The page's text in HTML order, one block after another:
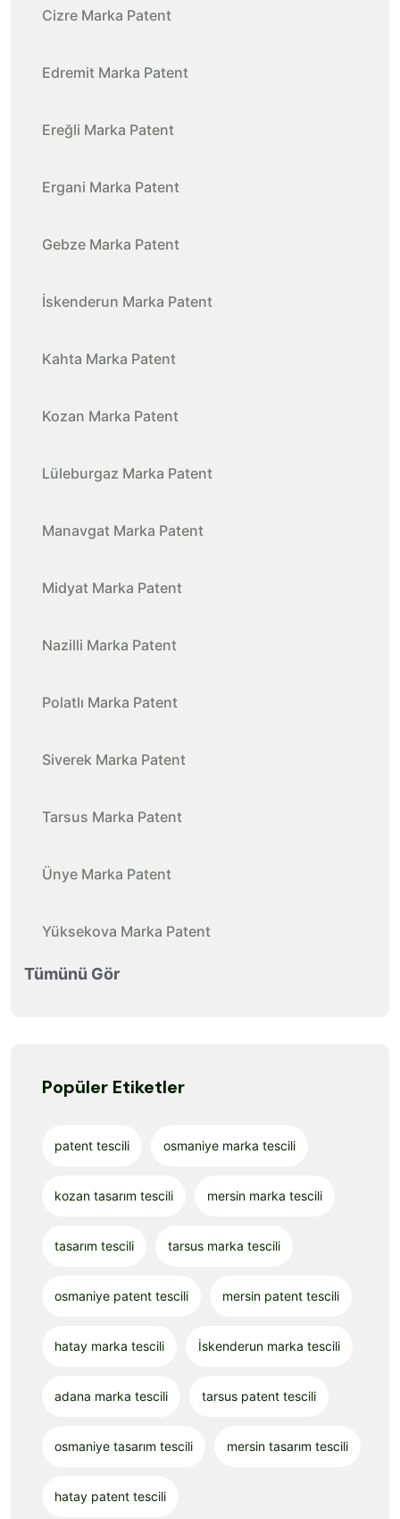
Cizre Marka Patent
Edremit Marka Patent
Ereğli Marka Patent
Ergani Marka Patent
Gebze Marka Patent
İskenderun Marka Patent
Kahta Marka Patent
Kozan Marka Patent
Lüleburgaz Marka Patent
Manavgat Marka Patent
Midyat Marka Patent
Nazilli Marka Patent
Polatlı Marka Patent
Siverek Marka Patent
Tarsus Marka Patent
Ünye Marka Patent
Yüksekova Marka Patent
Tümünü Gör
Popüler Etiketler
patent tescili osmaniye marka tescili
kozan tasarım tescili mersin marka tescili
tasarım tescili tarsus marka tescili
osmaniye patent tescili mersin patent tescili
hatay marka tescili İskenderun marka tescili
adana marka tescili tarsus patent tescili
osmaniye tasarım tescili mersin tasarım tescili
hatay patent tescili